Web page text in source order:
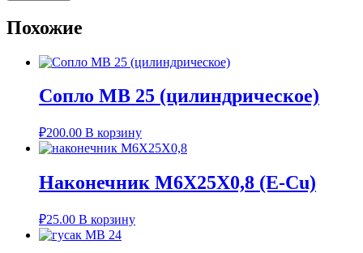
Похожие
Сопло MB 25 (цилиндрическое)
₽200.00 В корзину
Наконечник M6X25X0,8 (E-Cu)
₽25.00 В корзину